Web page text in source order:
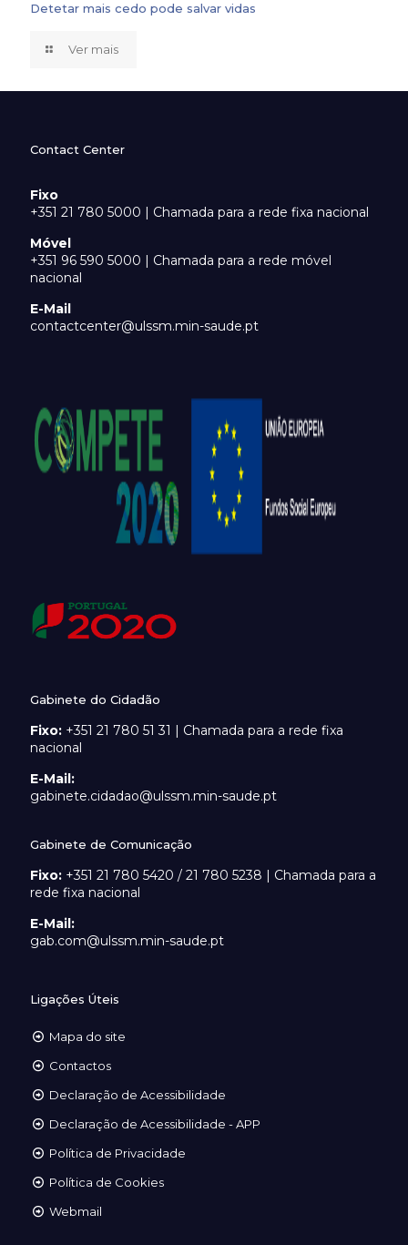
Detetar mais cedo pode salvar vidas
Ver mais
Contact Center
Fixo
+351 21 780 5000 | Chamada para a rede fixa nacional
Móvel
+351 96 590 5000 | Chamada para a rede móvel
nacional
E-Mail
contactcenter@ulssm.min-saude.pt
Gabinete do Cidadão
Fixo: +351 21 780 51 31 | Chamada para a rede fixa
nacional
E-Mail:
gabinete.cidadao@ulssm.min-saude.pt
Gabinete de Comunicação
Fixo: +351 21 780 5420 / 21 780 5238 | Chamada para a
rede fixa nacional
E-Mail:
gab.com@ulssm.min-saude.pt
Ligações Úteis
Mapa do site
Contactos
Declaração de Acessibilidade
Declaração de Acessibilidade - APP
Política de Privacidade
Política de Cookies
Webmail